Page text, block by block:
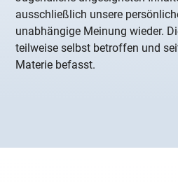
ausschließlich unsere
unabhängige Meinung wieder.
teilweise selbst betroffen und
Materie befasst.